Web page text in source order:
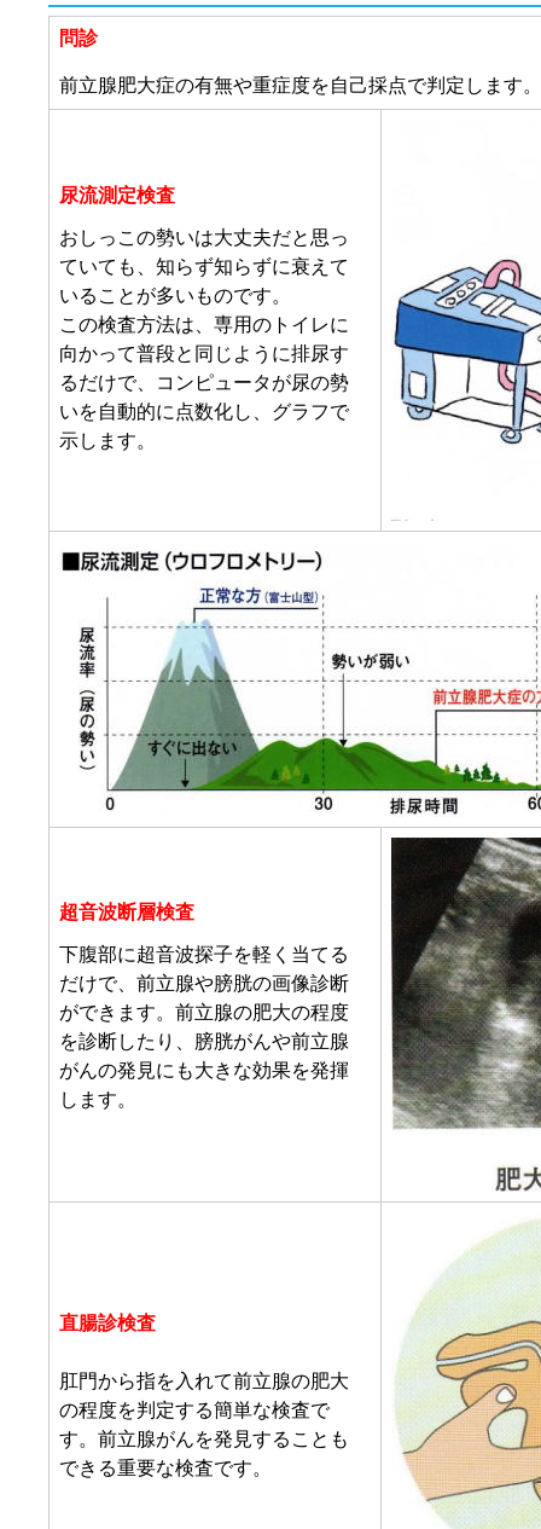
問診
前立腺肥大症の有無や重症度を自己採点で判定します。
尿流測定検査
おしっこの勢いは大丈夫だと思っ
ていても、知らず知らずに衰えて
いることが多いものです。
この検査方法は、専用のトイレに
向かって普段と同じように排尿す
るだけで、コンピュータが尿の勢
いを自動的に点数化し、グラフで
示します。
超音波断層検査
下腹部に超音波探子を軽く当てる
だけで、前立腺や膀胱の画像診断
ができます。前立腺の肥大の程度
を診断したり、膀胱がんや前立腺
がんの発見にも大きな効果を発揮
します。
直腸診検査
肛門から指を入れて前立腺の肥大
の程度を判定する簡単な検査で
す。前立腺がんを発見することも
できる重要な検査です。